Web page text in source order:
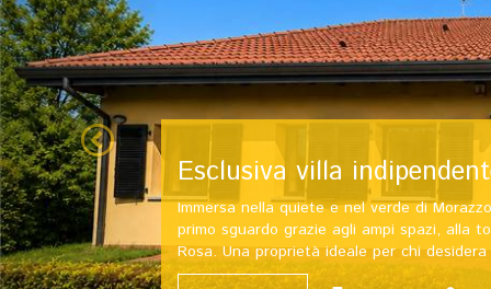
ZONA
Varese Biumo Inferiore, in
minuti a piedi, proponiamo
condominio recentemente